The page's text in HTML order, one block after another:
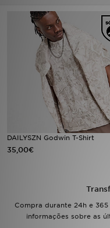
DAILYSZN Godwin T-Shirt
35,00€
Compra durante 24h e
informações sobre as
CRIANÇA
ESTILO
DESPORTO
FUTEBOL JD
VER MARCAS
MY JD